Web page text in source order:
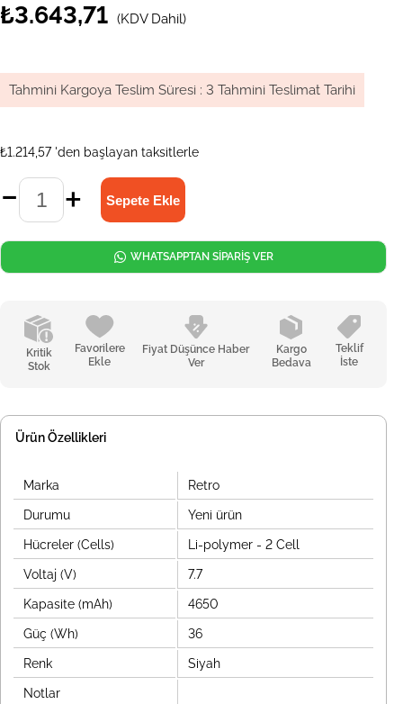
₺3.643,71 (KDV Dahil)
Tahmini Kargoya Teslim Süresi : 3 Tahmini Teslimat Tarihi
₺1.214,57 'den başlayan taksitlerle
Kritik
Stok
Favorilere
Ekle
Fiyat Düşünce Haber
Ver
Kargo
Bedava
Teklif
İste
WHATSAPPTAN SİPARİŞ VER
Ürün Özellikleri
Marka Retro
Durumu Yeni ürün
Hücreler (Cells) Li-polymer - 2 Cell
Voltaj (V) 7.7
Kapasite (mAh) 4650
Güç (Wh) 36
Renk Siyah
Notlar